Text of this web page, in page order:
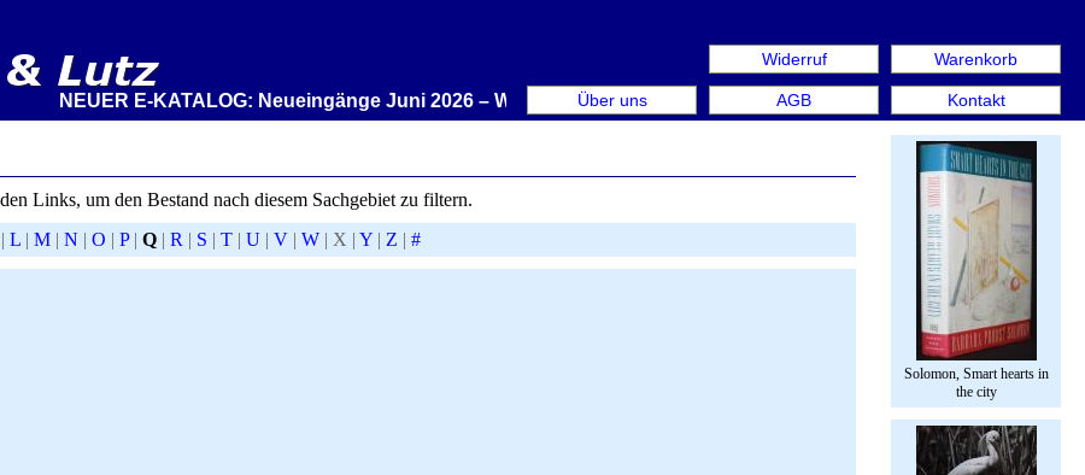
Warenkorb
Kontakt
Widerruf
AGB
Über uns
NEUER E-KATALOG: Neueingänge Juni 2026 – Wir stellen aus: Rare Book Week Berlin. Internationale Messe
Solomon, Smart hearts in
the city
Links, um den Bestand nach diesem Sachgebiet zu filtern.
| L | M | N | O | P| Q | R | S | T | U | V | W | X | Y | Z | #